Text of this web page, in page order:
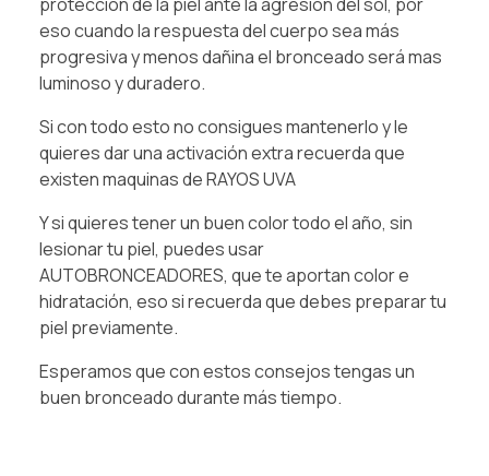
eso cuando la respuesta del cuerpo sea más
progresiva y menos dañina el bronceado será mas
luminoso y duradero.⁠
⁠Si con todo esto no consigues mantenerlo y le
quieres dar una activación extra recuerda que
existen maquinas de RAYOS UVA⁠
⁠Y si quieres tener un buen color todo el año, sin
lesionar tu piel, puedes usar
AUTOBRONCEADORES, que te aportan color e
hidratación, eso si recuerda que debes preparar tu
piel previamente.⁠
⁠Esperamos que con estos consejos tengas un
buen bronceado durante más tiempo.⁠